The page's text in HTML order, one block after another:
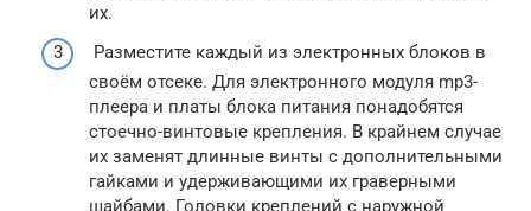
их.
Разместите каждый из электронных блоков в
своём отсеке. Для электронного модуля mp3-
плеера и платы блока питания понадобятся
стоечно-винтовые крепления. В крайнем случае
их заменят длинные винты с дополнительными
гайками и удерживающими их граверными
шайбами. Головки креплений с наружной